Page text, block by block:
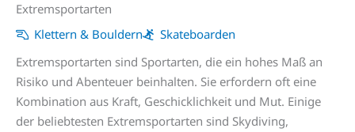
Extremsportarten
Klettern & Bouldern
Skateboarden
Extremsportarten sind Sportarten, die ein hohes Maß an
Risiko und Abenteuer beinhalten. Sie erfordern oft eine
Kombination aus Kraft, Geschicklichkeit und Mut. Einige
der beliebtesten Extremsportarten sind Skydiving,